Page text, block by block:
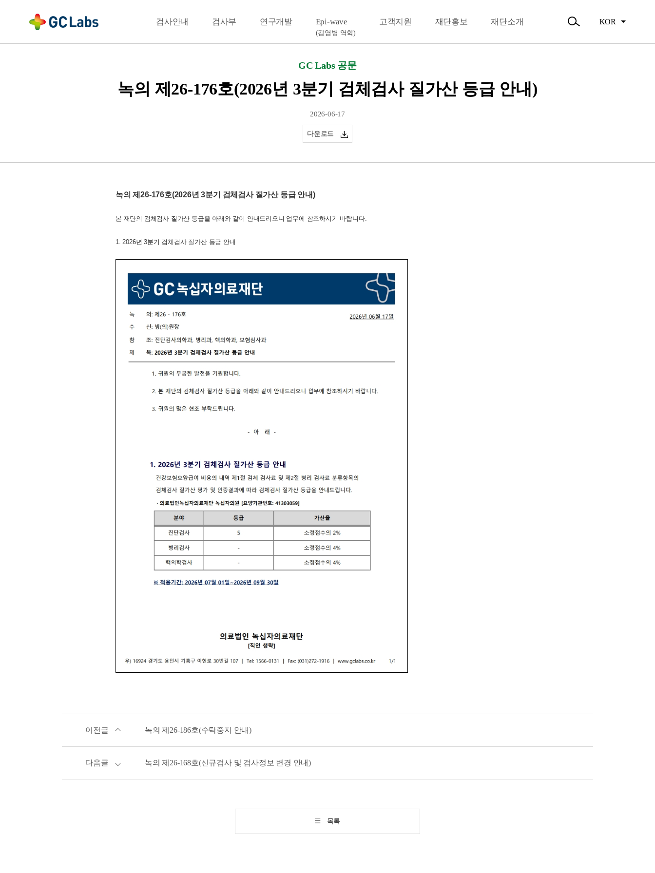
뉴
검사안내
결과확인 검사부 연구개발 Epi-wave
(감염병 역학)
고객지원 재단홍보
활동소식
재단소개
검
열
KOR
GC Labs 공문
녹의 제26-176호(2026년 3분기 검체검사 질가산 등급 안내)
2026-06-17
다운로드
녹의 제26-176호(2026년 3분기 검체검사 질가산 등급 안내)
본 재단의 검체검사 질가산 등급을 아래와 같이 안내드리오니 업무에 참조하시기 바랍니다.
1. 2026년 3분기 검체검사 질가산 등급 안내
이전글 녹의 제26-186호(수탁중지 안내)
다음글 녹의 제26-168호(신규검사 및 검사정보 변경 안내)
목록